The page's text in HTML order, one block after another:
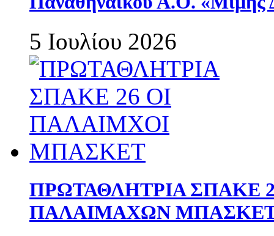
5 Ιουλίου 2026
ΠΡΩΤΑΘΛΗΤΡΙΑ ΣΠΑΚΕ
ΠΑΛΑΙΜΑΧΩΝ